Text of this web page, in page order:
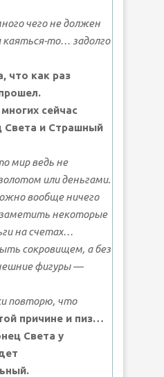
чего не должен
каяться-то… задолго
что как раз
сейчас
Света и Страшный
мир ведь не
или деньгами.
вообще ничего
некоторые
на счетах…
сокровищем, а без
фигуры —
повторю, что
причине и пиз…
Света у